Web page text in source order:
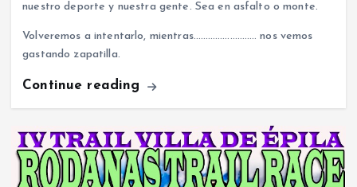
nuestro deporte y nuestra gente. Sea en asfalto o monte.
Volveremos a intentarlo, mientras…………………….. nos vemos
gastando zapatilla.
Continue reading